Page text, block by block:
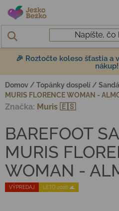
Prejsť na obsah
🎉 Roztočte koleso šťastia a
nákup!
Domov / Topánky dospelí /
MURIS FLORENCE WOMAN -
VÝPREDAJ LETO 2026 🌊
BAREFOOT
MURIS
WOMAN -
Značka: Muris 🇪🇸